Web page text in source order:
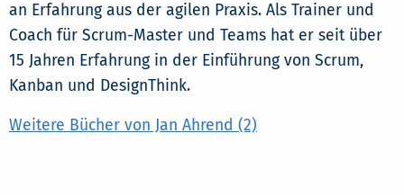
an Erfahrung aus der agilen Praxis. Als Trainer und
Coach für Scrum-Master und Teams hat er seit über
15 Jahren Erfahrung in der Einführung von Scrum,
Kanban und DesignThink.
Weitere Bücher von Jan Ahrend (2)